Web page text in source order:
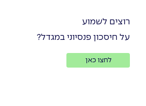
רוצים לשמוע
על חיסכון פנסיוני במגדל?
לחצו כאן